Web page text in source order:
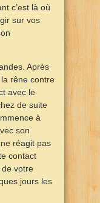
c’est là où
sur vos
Après
rêne contre
avec le
de suite
à
son
réagit pas
contact
votre
jours les